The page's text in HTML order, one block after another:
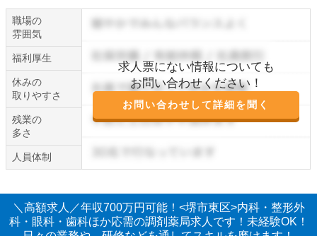
職場の
雰囲気
求人票にない情報についても
お問い合わせください！
お問い合わせして詳細を聞く
福利厚生
休みの
取りやすさ
残業の
多さ
人員体制
＼高額求人／年収700万円可能！<堺市東区>内科・整形外
科・眼科・歯科ほか応需の調剤薬局求人です！未経験OK！